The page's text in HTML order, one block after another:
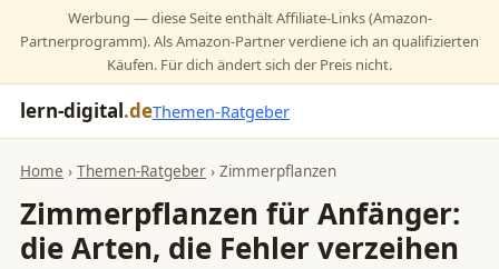
Werbung — diese Seite enthält Affiliate-Links (Amazon-
Partnerprogramm). Als Amazon-Partner verdiene ich an qualifizierten
Käufen. Für dich ändert sich der Preis nicht.
lern-digital.deThemen-Ratgeber
Home › Themen-Ratgeber › Zimmerpflanzen
Zimmerpflanzen für Anfänger:
die Arten, die Fehler verzeihen